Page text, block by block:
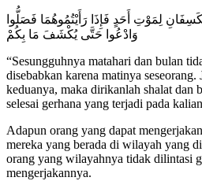
لِمَوْتِ أَحَدٍ فَإِذَا رَأَيْتُمُوهُمَا فَصَلُّوا
وَادْعُوا حَتَّى يُكْشَفَ مَا بِكُمْ
“Sesungguhnya matahari dan bulan
disebabkan karena matinya
keduanya, maka dirikanlah shalat dan
selesai gerhana yang terjadi pada
Adapun orang yang dapat
mereka yang berada di wilayah yang
orang yang wilayahnya tidak dilintasi
mengerjakannya.